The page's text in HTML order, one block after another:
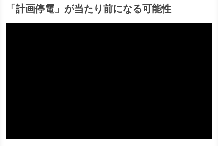
「計画停電」が当たり前になる可能性